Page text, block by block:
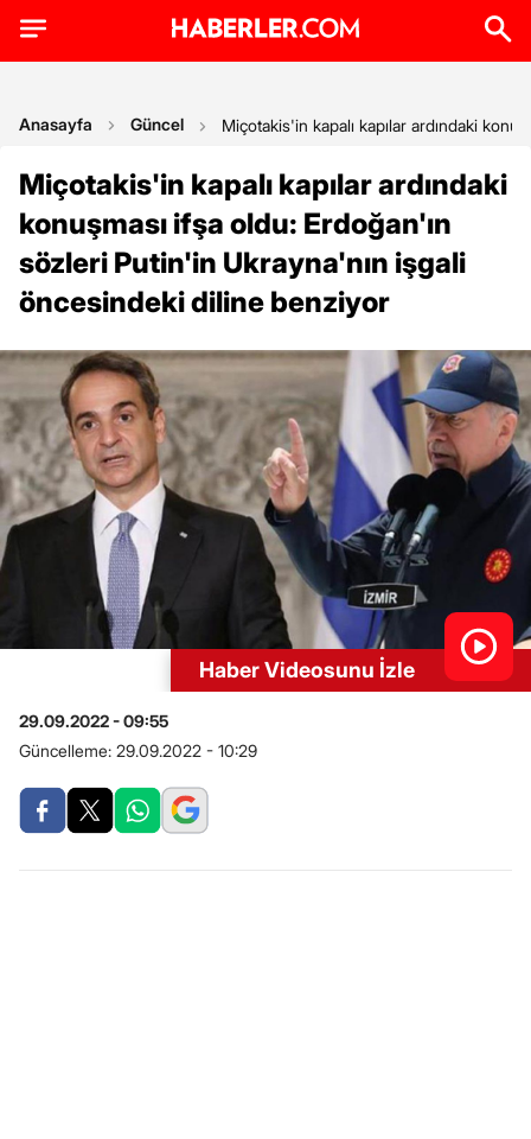
Anasayfa Güncel Miçotakis'in kapalı kapılar ardındaki
Miçotakis'in kapalı kapılar ardındaki
konuşması ifşa oldu: Erdoğan'ın
sözleri Putin'in Ukrayna'nın işgali
öncesindeki diline benziyor
Haber Videosunu İzle
29.09.2022 - 09:55
Güncelleme: 29.09.2022 - 10:29